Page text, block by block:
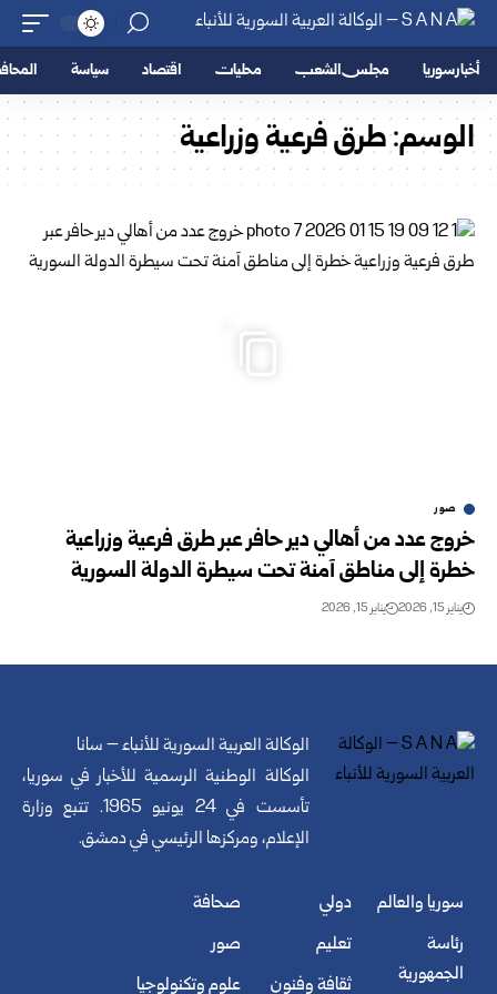
أخبار سوريا مجلس الشعب محليات اقتصاد سياسة
الوسم:طرق فرعية وزراعية
صور
خروج عدد من أهالي دير حافر عبر طرق فرعية وزراعية
خطرة إلى مناطق آمنة تحت سيطرة الدولة السورية
يناير 15, 2026 يناير 15, 2026
الوكالة العربية السورية للأنباء – سانا
الوكالة الوطنية الرسمية للأخبار في سوريا،
تأسست في 24 يونيو 1965. تتبع وزارة
الإعلام، ومركزها الرئيسي في دمشق.
سوريا والعالم
رئاسة
الجمهورية
دولي
تعليم
ثقافة وفنون
صحافة
صور
علوم وتكنولوجيا